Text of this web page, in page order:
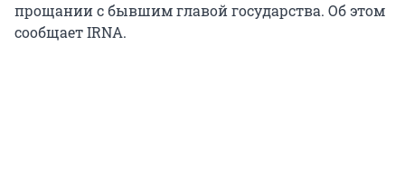
прощании с бывшим главой государства. Об этом
сообщает IRNA.